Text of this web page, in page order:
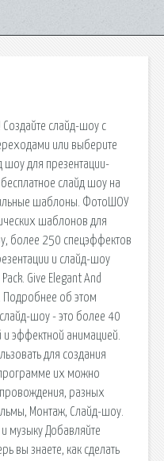
слайд-шоу с
или выберите
шоу для презентации-
слайд шоу на
шаблоны. ФотоШОУ
шаблонов для
более 250 спецэффектов
и слайд-шоу
Give Elegant And
Подробнее об этом
шоу - это более 40
и эффектной анимацией.
для создания
их можно
разных
Монтаж, Слайд-шоу.
музыку Добавляйте
вы знаете, как сделать